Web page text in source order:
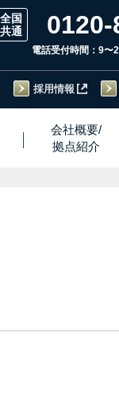
電話受付時間：9〜
採用情報
会社概要/
拠点紹介